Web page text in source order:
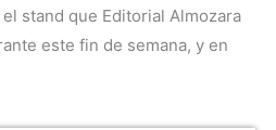
stand que Editorial Almozara
este fin de semana, y en